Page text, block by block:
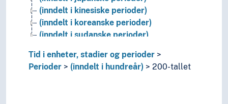
(inndelt i kinesiske perioder)
(inndelt i koreanske perioder)
(inndelt i sudanske perioder)
(inndelt i tusenår)
Tid i enheter, stadier og perioder
Perioder
(inndelt i hundreår) 200-tallet